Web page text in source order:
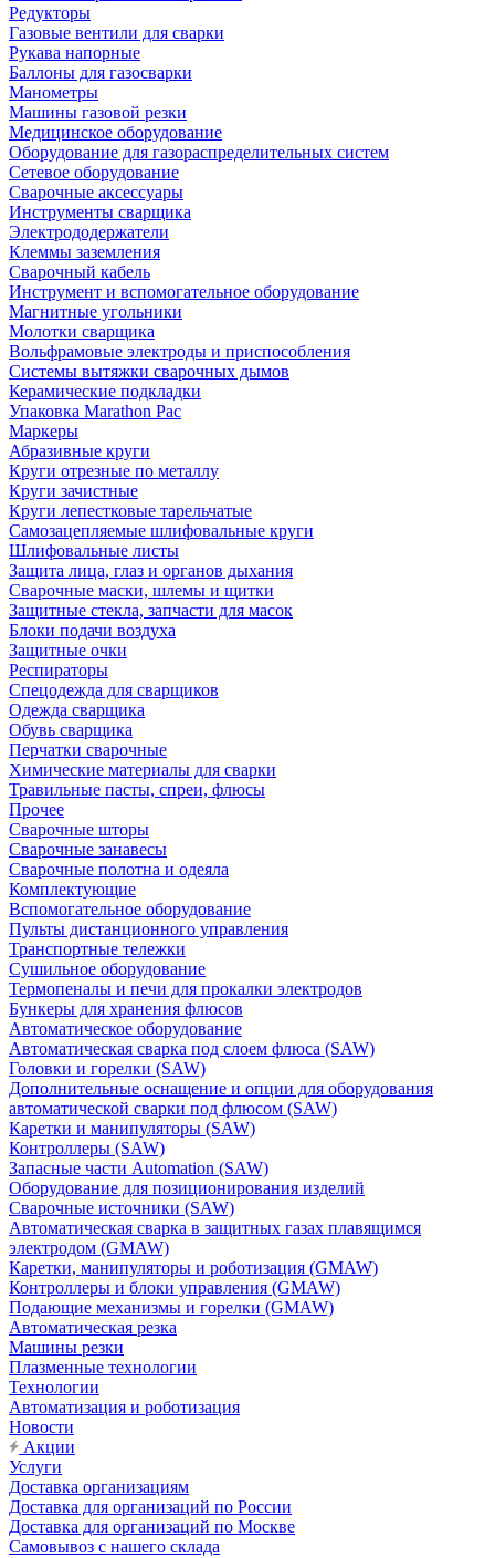
Редукторы
Газовые вентили для сварки
Рукава напорные
Баллоны для газосварки
Манометры
Машины газовой резки
Медицинское оборудование
Оборудование для газораспределительных систем
Сетевое оборудование
Сварочные аксессуары
Инструменты сварщика
Электрододержатели
Клеммы заземления
Сварочный кабель
Инструмент и вспомогательное оборудование
Магнитные угольники
Молотки сварщика
Вольфрамовые электроды и приспособления
Системы вытяжки сварочных дымов
Керамические подкладки
Упаковка Marathon Pac
Маркеры
Абразивные круги
Круги отрезные по металлу
Круги зачистные
Круги лепестковые тарельчатые
Самозацепляемые шлифовальные круги
Шлифовальные листы
Защита лица, глаз и органов дыхания
Сварочные маски, шлемы и щитки
Защитные стекла, запчасти для масок
Блоки подачи воздуха
Защитные очки
Респираторы
Спецодежда для сварщиков
Одежда сварщика
Обувь сварщика
Перчатки сварочные
Химические материалы для сварки
Травильные пасты, спреи, флюсы
Прочее
Сварочные шторы
Сварочные занавесы
Сварочные полотна и одеяла
Комплектующие
Вспомогательное оборудование
Пульты дистанционного управления
Транспортные тележки
Сушильное оборудование
Термопеналы и печи для прокалки электродов
Бункеры для хранения флюсов
Автоматическое оборудование
Автоматическая сварка под слоем флюса (SAW)
Головки и горелки (SAW)
Дополнительные оснащение и опции для оборудования
автоматической сварки под флюсом (SAW)
Каретки и манипуляторы (SAW)
Контроллеры (SAW)
Запасные части Automation (SAW)
Оборудование для позиционирования изделий
Сварочные источники (SAW)
Автоматическая сварка в защитных газах плавящимся
электродом (GMAW)
Каретки, манипуляторы и роботизация (GMAW)
Контроллеры и блоки управления (GMAW)
Подающие механизмы и горелки (GMAW)
Автоматическая резка
Машины резки
Плазменные технологии
Технологии
Автоматизация и роботизация
Новости
Акции
Услуги
Доставка организациям
Доставка для организаций по России
Доставка для организаций по Москве
Самовывоз с нашего склада